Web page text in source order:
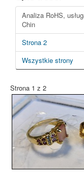
Analiza RoHS,
Chin
Strona 2
Wszystkie strony
Strona 1 z 2